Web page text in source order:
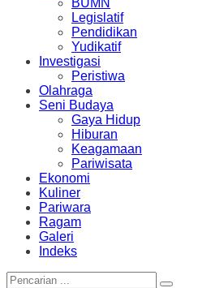
BUMN
Legislatif
Pendidikan
Yudikatif
Investigasi
Peristiwa
Olahraga
Seni Budaya
Gaya Hidup
Hiburan
Keagamaan
Pariwisata
Ekonomi
Kuliner
Pariwara
Ragam
Galeri
Indeks